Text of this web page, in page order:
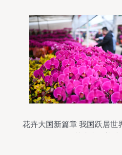
花卉大国新篇章 我国跃居世